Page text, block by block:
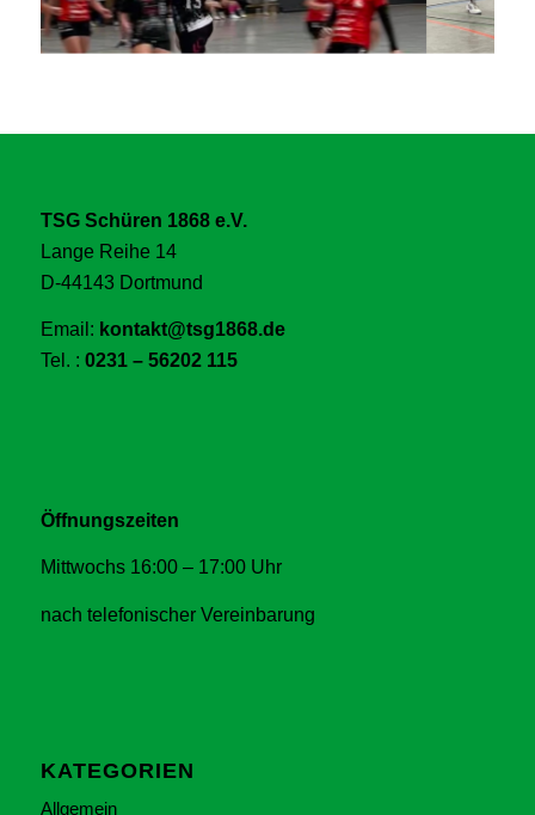
TSG Schüren 1868 e.V.
Lange Reihe 14
D-44143 Dortmund
Email: kontakt@tsg1868.de
Tel. : 0231 – 56202 115
Öffnungszeiten
Mittwochs 16:00 – 17:00 Uhr
nach telefonischer Vereinbarung
KATEGORIEN
Allgemein